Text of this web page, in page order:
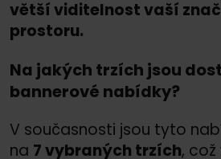
větší viditelnost vaší
prostoru.
Na jakých trzích jsou
bannerové nabídky?
V současnosti jsou tyto
na 7 vybraných trzích,